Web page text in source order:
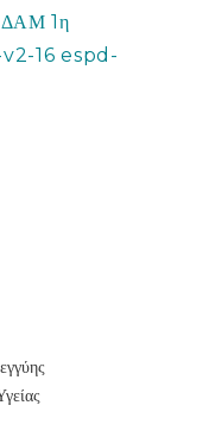
1η
16 espd-